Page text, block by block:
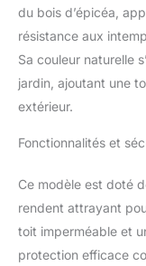
du bois d’épicéa,
résistance aux
Sa couleur naturelle
jardin, ajoutant une
extérieur.
Fonctionnalités et
Ce modèle est doté
rendent attrayant
toit imperméable et
protection efficace